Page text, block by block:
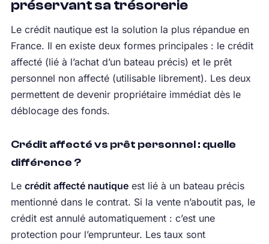
préservant sa trésorerie
Le crédit nautique est la solution la plus répandue en
France. Il en existe deux formes principales : le crédit
affecté (lié à l’achat d’un bateau précis) et le prêt
personnel non affecté (utilisable librement). Les deux
permettent de devenir propriétaire immédiat dès le
déblocage des fonds.
Crédit affecté vs prêt personnel : quelle
différence ?
Le crédit affecté nautiqueest lié à un bateau précis
mentionné dans le contrat. Si la vente n’aboutit pas, le
crédit est annulé automatiquement : c’est une
protection pour l’emprunteur. Les taux sont